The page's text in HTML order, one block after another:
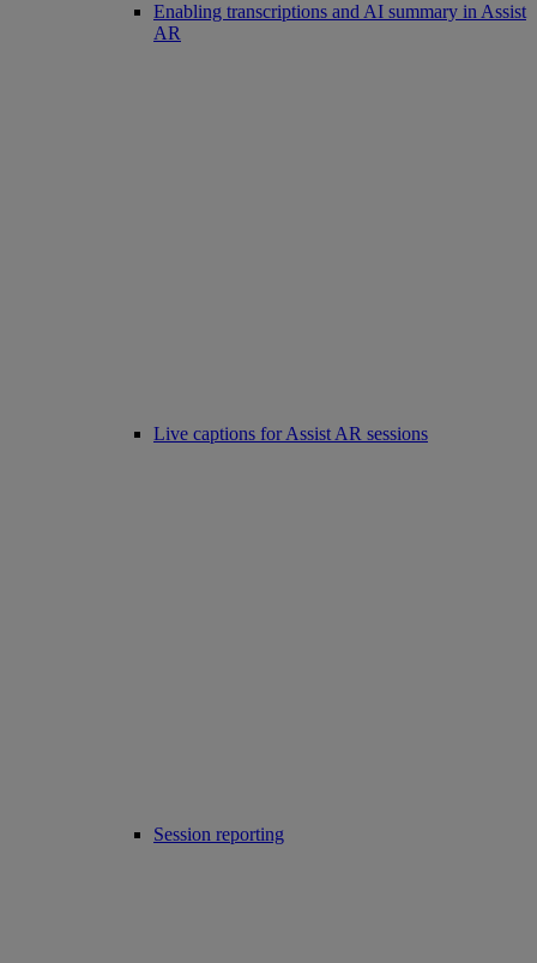
Enabling transcriptions and AI summary in Assist
AR
Live captions for Assist AR sessions
Session reporting